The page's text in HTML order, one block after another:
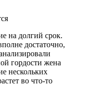
на долгий срок.
достаточно,
гордости жена
нескольких
во что-то